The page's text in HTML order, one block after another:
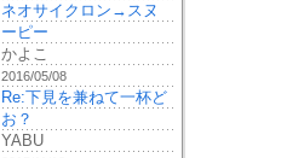
ネオサイクロン→スヌ
ーピー
かよこ
2016/05/08
Re:下見を兼ねて一杯ど
お？
YABU